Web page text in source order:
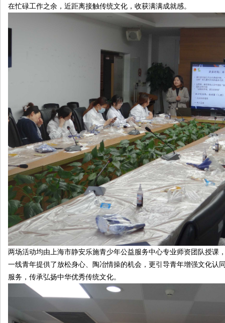
在忙碌工作之余，近距离接触传统文化，收获满满成就感。
两场活动均由上海市静安乐施青少年公益服务中心专业师资团队授课
一线青年提供了放松身心、陶冶情操的机会，更引导青年增强文化认
服务，传承弘扬中华优秀传统文化。